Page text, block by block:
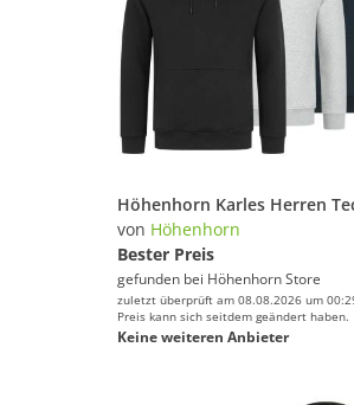
von Höhenhorn
Bester Preis
gefunden bei Höhenhorn Store
zuletzt überprüft am 08.08.2026 um
Preis kann sich seitdem geändert haben.
Keine weiteren Anbieter